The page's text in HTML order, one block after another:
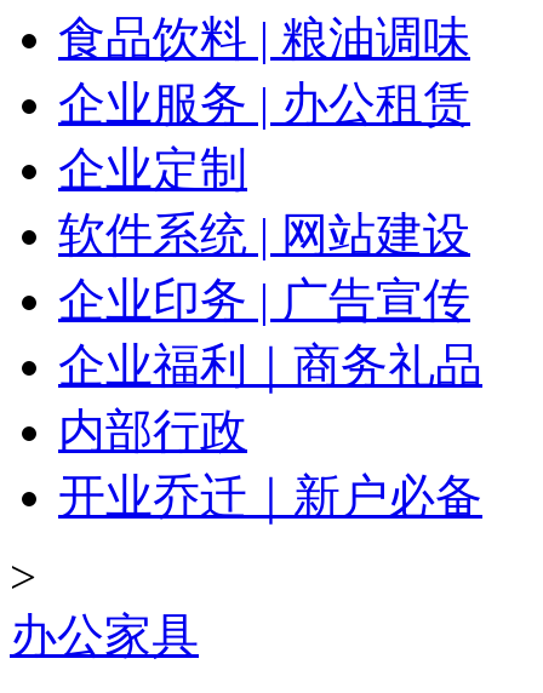
食品饮料 | 粮油调味
企业服务 | 办公租赁
企业定制
软件系统 | 网站建设
企业印务 | 广告宣传
企业福利｜商务礼品
内部行政
开业乔迁｜新户必备
>
办公家具